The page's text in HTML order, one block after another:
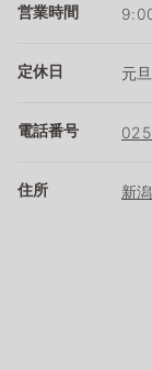
営業時間
定休日 元
電話番号
住所 新